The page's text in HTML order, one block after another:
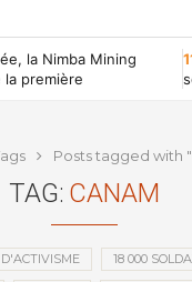
la Nimba Mining
la première
Posts tagged with
TAG: CANAM
D'ACTIVISME 18 000